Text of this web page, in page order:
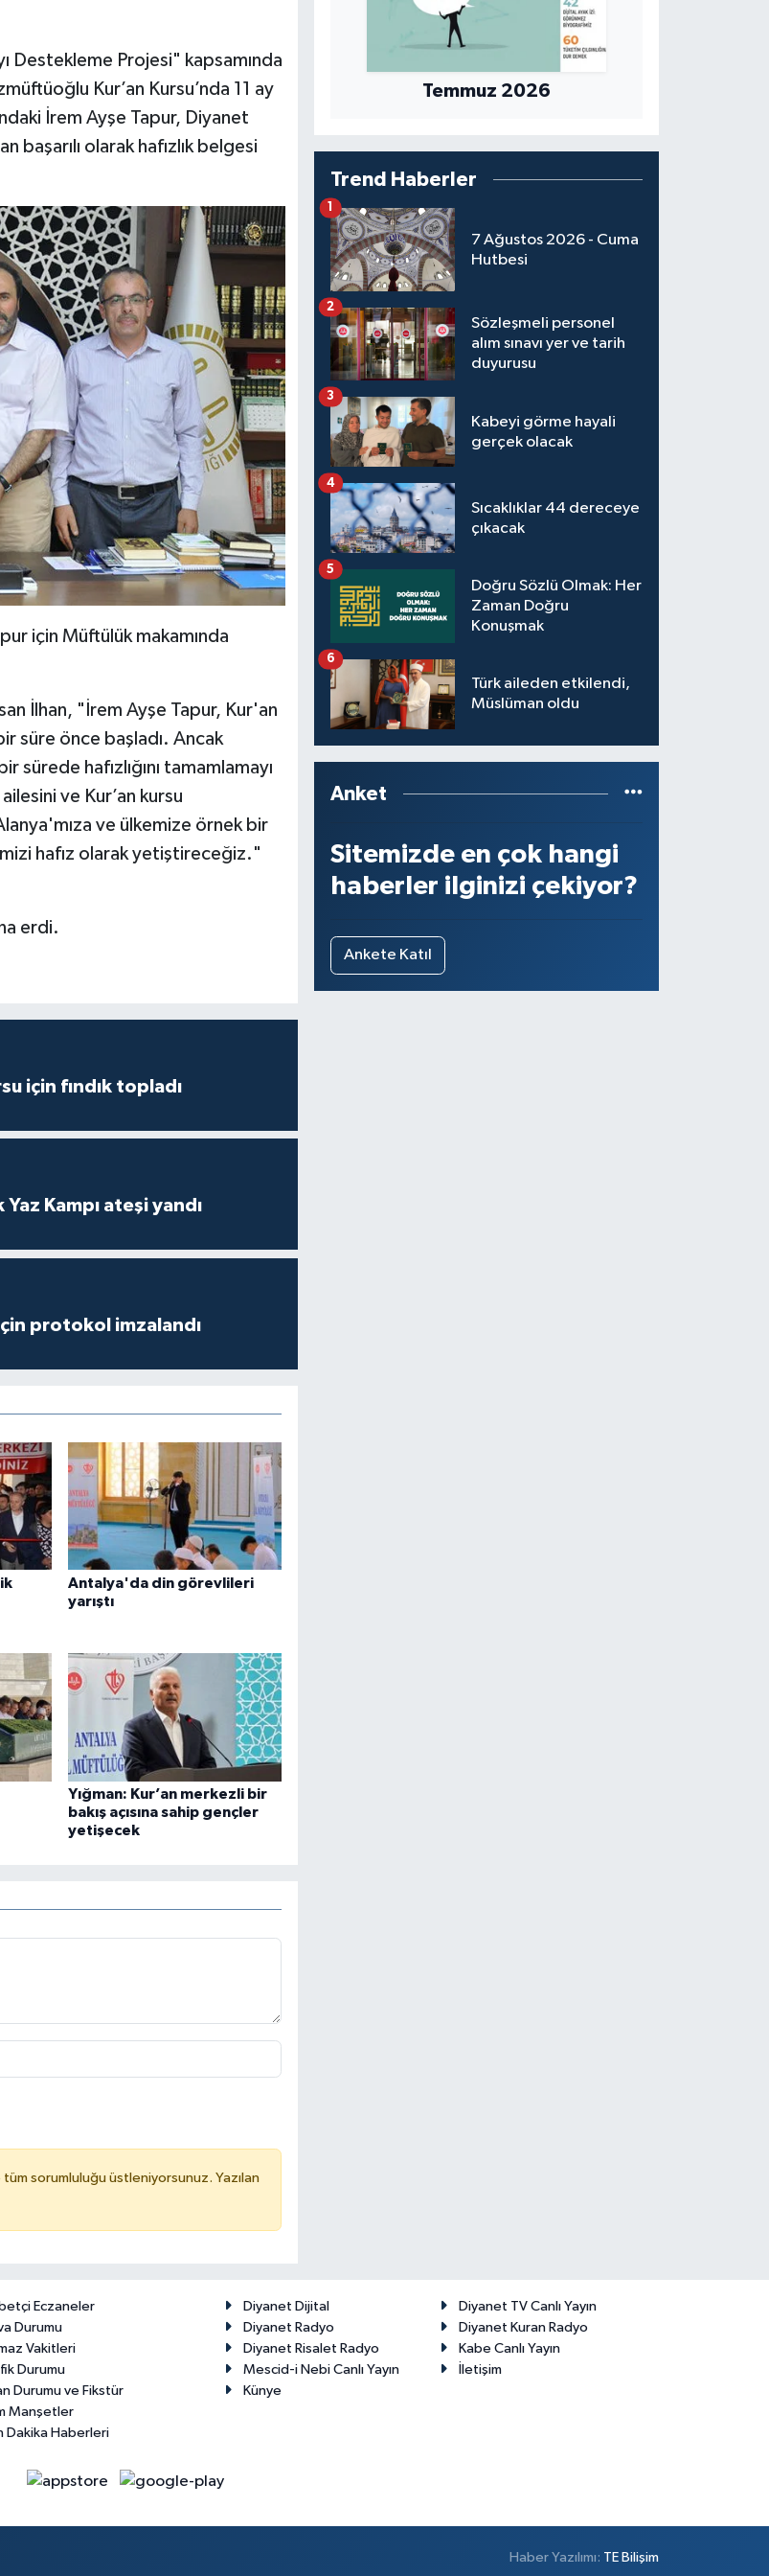
Destekleme Projesi" kapsamında
Kur’an Kursu’nda 11 ay
İrem Ayşe Tapur, Diyanet
başarılı olarak hafızlık belgesi
için Müftülük makamında
İlhan, "İrem Ayşe Tapur, Kur'an
süre önce başladı. Ancak
hafızlığını tamamlamayı
ve Kur’an kursu
ve ülkemize örnek bir
hafız olarak yetiştireceğiz."
erdi.
için fındık topladı
Kampı ateşi yandı
için protokol imzalandı
Antalya'da din görevlileri
yarıştı
Yığman: Kur’an merkezli bir
bakış açısına sahip gençler
yetişecek
sorumluluğu üstleniyorsunuz. Yazılan
Temmuz 2026
Trend Haberler
7 Ağustos 2026 - Cuma
Hutbesi
Sözleşmeli personel
alım sınavı yer ve tarih
duyurusu
2
Kabeyi görme hayali
gerçek olacak
3
Sıcaklıklar 44 dereceye
çıkacak
4
Doğru Sözlü Olmak: Her
Zaman Doğru
Konuşmak
5
Türk aileden etkilendi,
Müslüman oldu
6
Anket
Sitemizde en çok hangi
haberler ilginizi çekiyor?
Ankete Katıl
Eczaneler
Durumu
Vakitleri
Durumu
Durumu ve Fikstür
Manşetler
Dakika Haberleri
Diyanet Dijital
Diyanet TV Canlı Yayın
Diyanet Radyo
Diyanet Kuran Radyo
Diyanet Risalet Radyo
Kabe Canlı Yayın
Mescid-i Nebi Canlı Yayın
İletişim
Künye
Haber Yazılımı: TE Bilişim